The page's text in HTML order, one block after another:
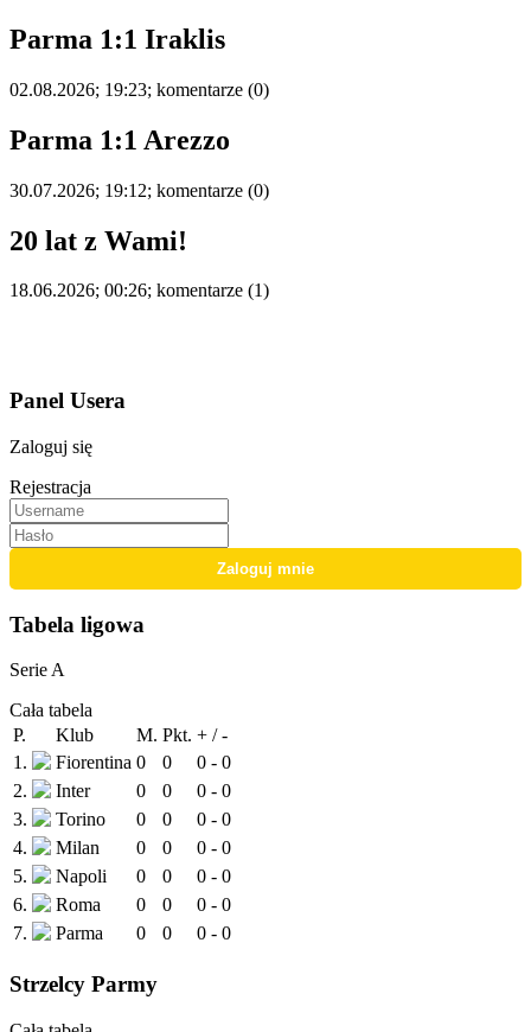
Parma 1:1 Iraklis
02.08.2026; 19:23; komentarze (0)
Parma 1:1 Arezzo
30.07.2026; 19:12; komentarze (0)
20 lat z Wami!
18.06.2026; 00:26; komentarze (1)
Panel Usera
Zaloguj się
Rejestracja
Tabela ligowa
Serie A
Cała tabela
P.
Klub M. Pkt. + / -
1.
Fiorentina 0 0
0 - 0
2.
Inter 0 0
0 - 0
3.
Torino 0 0
0 - 0
4.
Milan 0 0
0 - 0
5.
Napoli 0 0
0 - 0
6.
Roma 0 0
0 - 0
7.
Parma 0 0 0 - 0
Strzelcy Parmy